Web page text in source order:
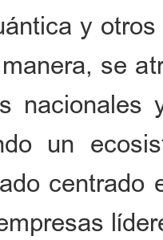
y
se
un
centrado